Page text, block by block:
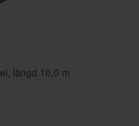
längd 10,0 m